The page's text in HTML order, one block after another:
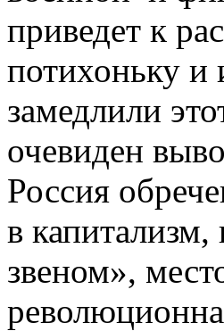
приведет к
потихоньку и
замедлили
очевиден
Россия
в
звеном»,